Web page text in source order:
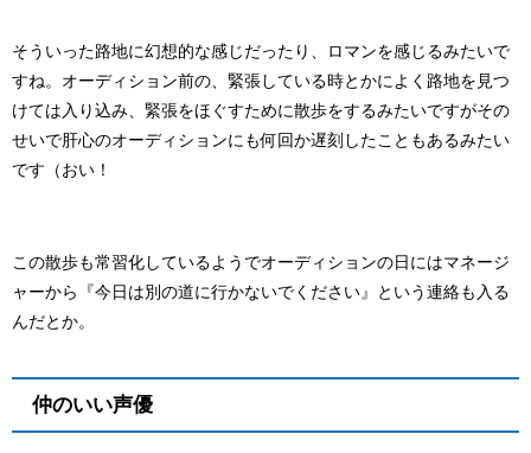
そういった路地に幻想的な感じだったり、ロマンを感じるみたいで
すね。オーディション前の、緊張している時とかによく路地を見つ
けては入り込み、緊張をほぐすために散歩をするみたいですがその
せいで肝心のオーディションにも何回か遅刻したこともあるみたい
です（おい！
この散歩も常習化しているようでオーディションの日にはマネージ
ャーから『今日は別の道に行かないでください』という連絡も入る
んだとか。
仲のいい声優